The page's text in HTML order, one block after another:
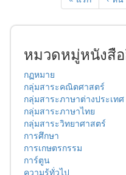
หมวดหมู่หนังสื
กฏหมาย
กลุ่มสาระคณิตศาสตร์
กลุ่มสาระภาษาต่างประเทศ
กลุ่มสาระภาษาไทย
กลุ่มสาระวิทยาศาสตร์
การศึกษา
การเกษตรกรรม
การ์ตูน
ความรู้ทั่วไป